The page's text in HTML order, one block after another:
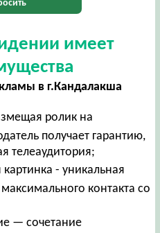
имеет
в г.Кандалакша
ролик на
получает гарантию,
телеаудитория;
- уникальная
контакта со
— сочетание